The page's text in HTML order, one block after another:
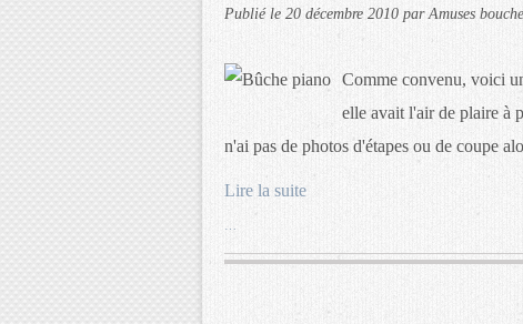
Publié le 20 décembre 2010 par Amuses bouche
Comme convenu, voici
elle avait l'air de plaire à
n'ai pas de photos d'étapes ou de coupe
Lire la suite